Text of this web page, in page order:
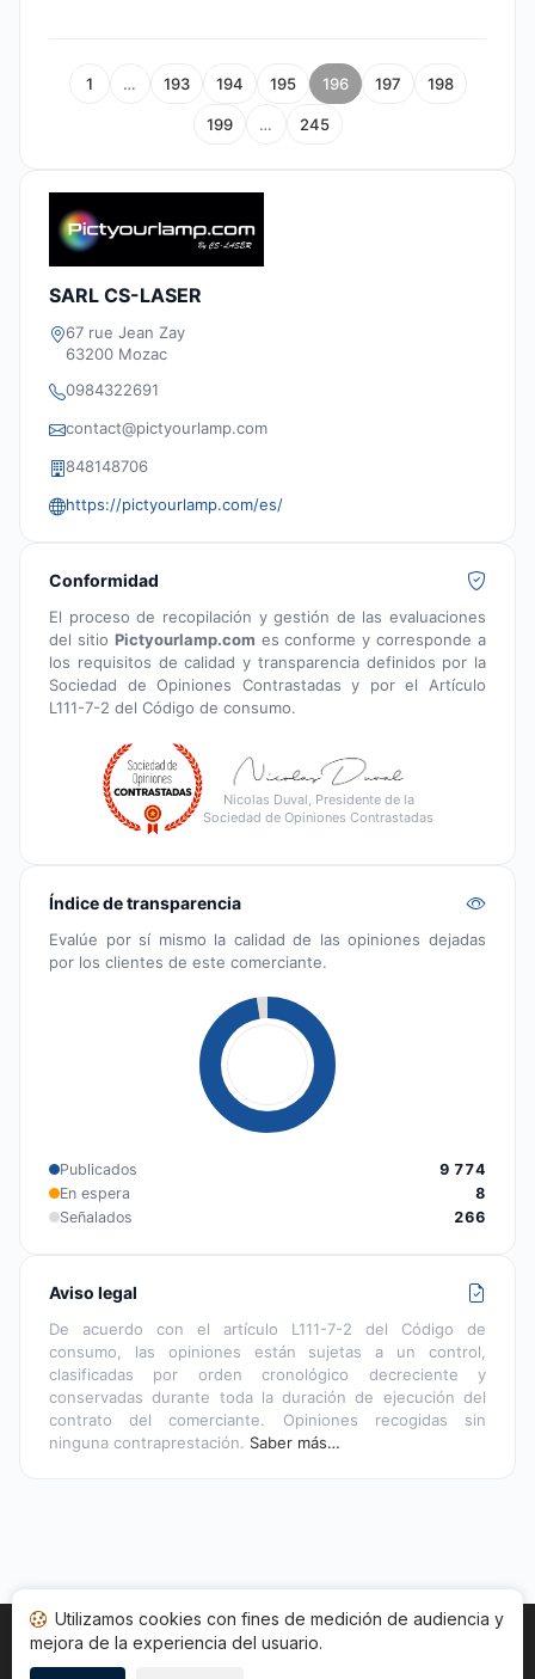
1 … 193 194 195 196 197 198
199 … 245
SARL CS-LASER
67 rue Jean Zay
63200 Mozac
0984322691
contact@pictyourlamp.com
848148706
https://pictyourlamp.com/es/
Conformidad
El proceso de recopilación y gestión de las evaluaciones
del sitio Pictyourlamp.com es conforme y corresponde a
los requisitos de calidad y transparencia definidos por la
Sociedad de Opiniones Contrastadas y por el Artículo
L111-7-2 del Código de consumo.
Nicolas Duval, Presidente de la
Sociedad de Opiniones Contrastadas
Índice de transparencia
Evalúe por sí mismo la calidad de las opiniones dejadas
por los clientes de este comerciante.
Publicados
9 774
En espera
8
Señalados
266
Aviso legal
De acuerdo con el artículo L111-7-2 del Código de
consumo, las opiniones están sujetas a un control,
clasificadas por orden cronológico decreciente y
conservadas durante toda la duración de ejecución del
contrato del comerciante. Opiniones recogidas sin
ninguna contraprestación. Saber más…
Inicio Estado opiniones Categorías
Utilizamos cookies con fines de medición de audiencia y
mejora de la experiencia del usuario.